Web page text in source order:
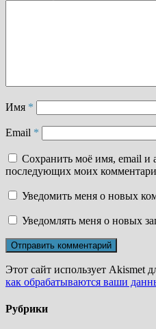
Имя *
Email *
Сохранить моё имя, email и
последующих моих
Уведомить меня о новых
Уведомлять меня о новых
Этот сайт использует Akismet
как обрабатываются ваши
Рубрики